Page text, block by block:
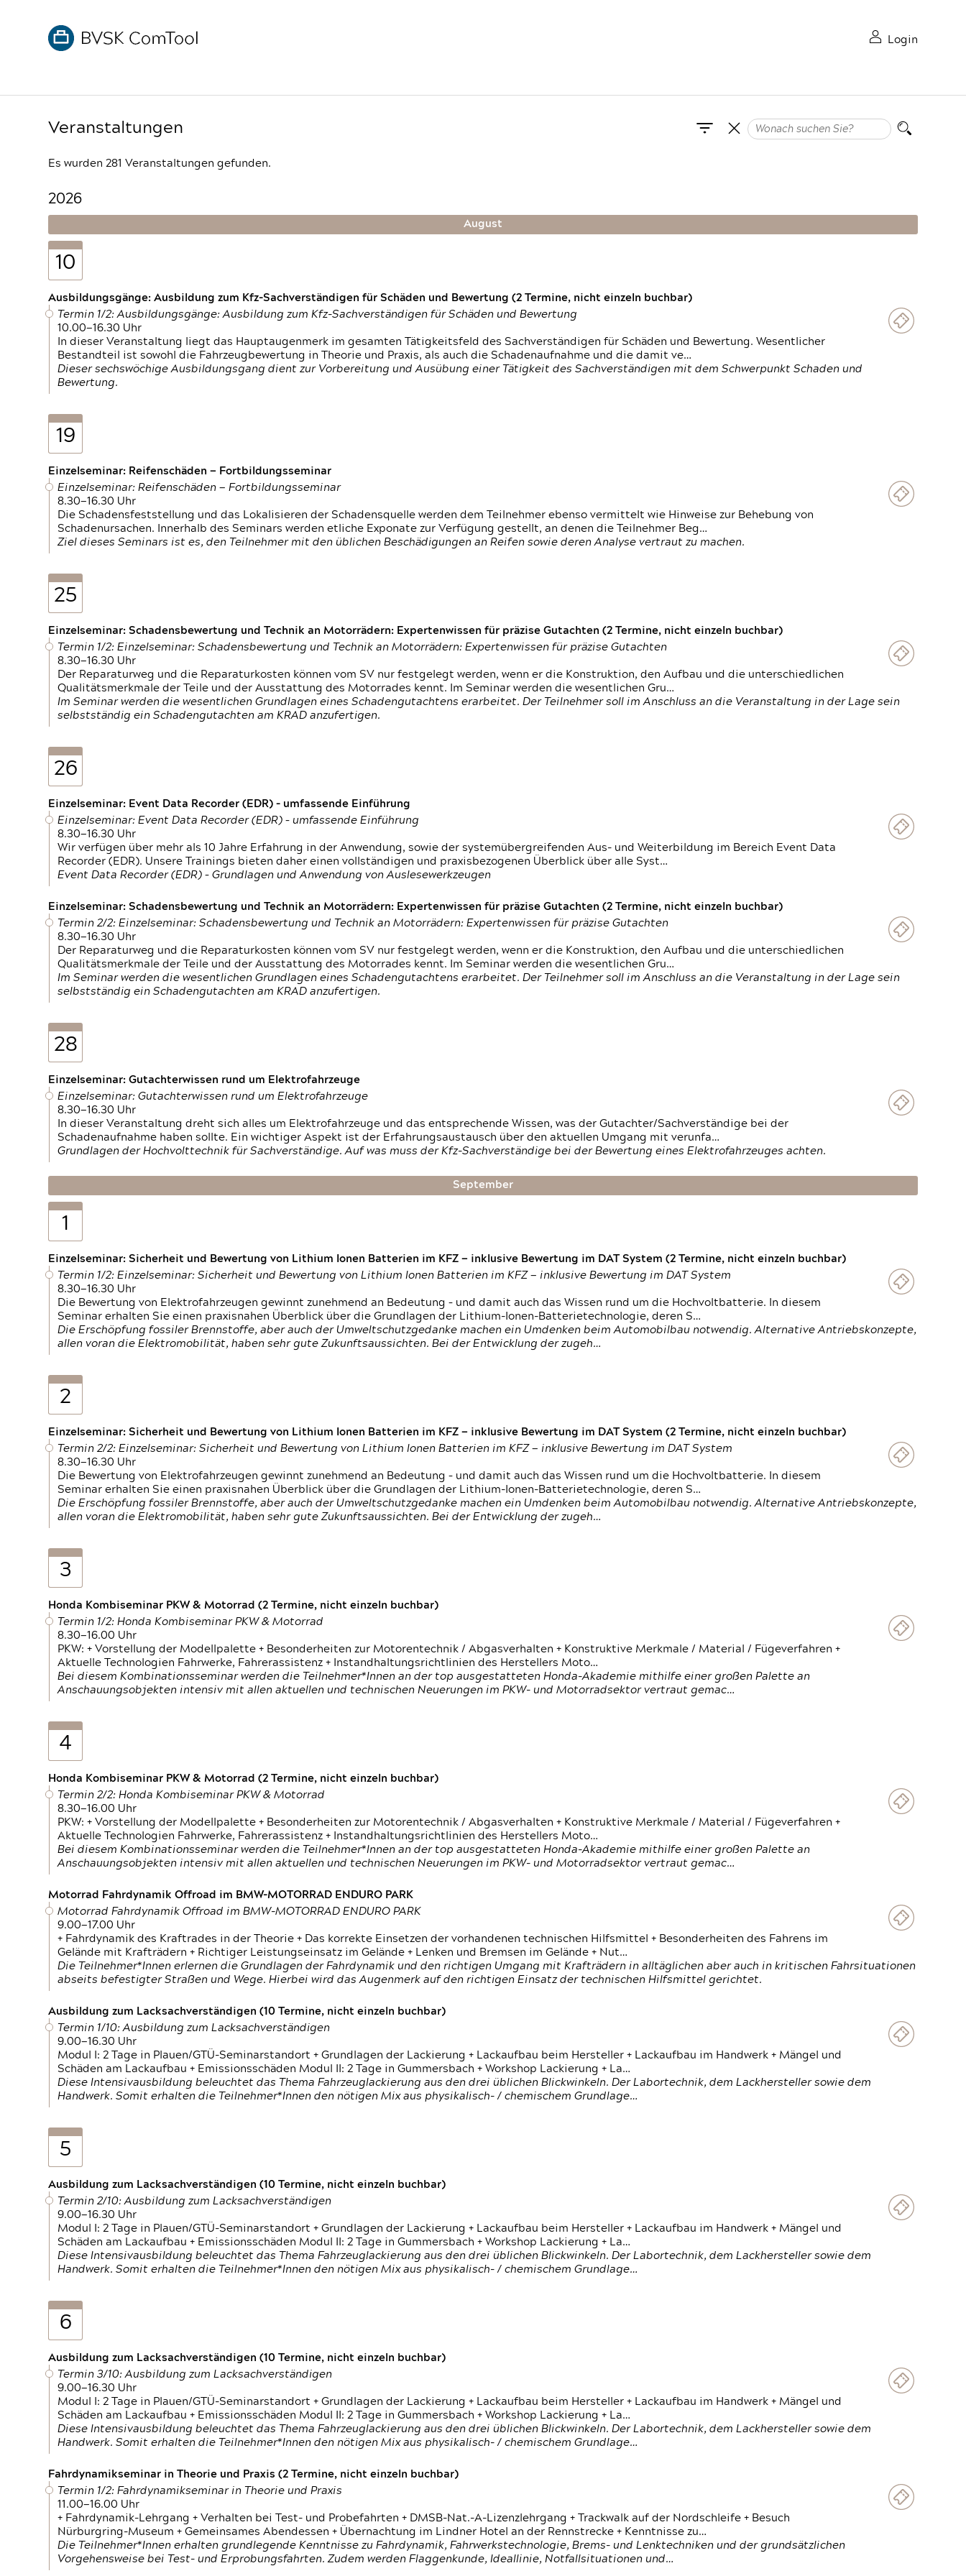
Login
Veranstaltungen
Es wurden 281 Veranstaltungen gefunden.
2026
August
10
Ausbildungsgänge: Ausbildung zum Kfz-Sachverständigen für Schäden und Bewertung (2 Termine, nicht einzeln buchbar)
Termin 1/2: Ausbildungsgänge: Ausbildung zum Kfz-Sachverständigen für Schäden und Bewertung
10.00—16.30 Uhr
In dieser Veranstaltung liegt das Hauptaugenmerk im gesamten Tätigkeitsfeld des Sachverständigen für Schäden und Bewertung. Wesentlicher
Bestandteil ist sowohl die Fahrzeugbewertung in Theorie und Praxis, als auch die Schadenaufnahme und die damit ve…
Dieser sechswöchige Ausbildungsgang dient zur Vorbereitung und Ausübung einer Tätigkeit des Sachverständigen mit dem Schwerpunkt Schaden und
Bewertung.
19
Einzelseminar: Reifenschäden — Fortbildungsseminar
Einzelseminar: Reifenschäden — Fortbildungsseminar
8.30—16.30 Uhr
Die Schadensfeststellung und das Lokalisieren der Schadensquelle werden dem Teilnehmer ebenso vermittelt wie Hinweise zur Behebung von
Schadenursachen. Innerhalb des Seminars werden etliche Exponate zur Verfügung gestellt, an denen die Teilnehmer Beg…
Ziel dieses Seminars ist es, den Teilnehmer mit den üblichen Beschädigungen an Reifen sowie deren Analyse vertraut zu machen.
25
Einzelseminar: Schadensbewertung und Technik an Motorrädern: Expertenwissen für präzise Gutachten (2 Termine, nicht einzeln buchbar)
Termin 1/2: Einzelseminar: Schadensbewertung und Technik an Motorrädern: Expertenwissen für präzise Gutachten
8.30—16.30 Uhr
Der Reparaturweg und die Reparaturkosten können vom SV nur festgelegt werden, wenn er die Konstruktion, den Aufbau und die unterschiedlichen
Qualitätsmerkmale der Teile und der Ausstattung des Motorrades kennt. Im Seminar werden die wesentlichen Gru…
Im Seminar werden die wesentlichen Grundlagen eines Schadengutachtens erarbeitet. Der Teilnehmer soll im Anschluss an die Veranstaltung in der Lage sein
selbstständig ein Schadengutachten am KRAD anzufertigen.
26
Einzelseminar: Event Data Recorder (EDR) – umfassende Einführung
Einzelseminar: Event Data Recorder (EDR) – umfassende Einführung
8.30—16.30 Uhr
Wir verfügen über mehr als 10 Jahre Erfahrung in der Anwendung, sowie der systemübergreifenden Aus- und Weiterbildung im Bereich Event Data
Recorder (EDR). Unsere Trainings bieten daher einen vollständigen und praxisbezogenen Überblick über alle Syst…
Event Data Recorder (EDR) – Grundlagen und Anwendung von Auslesewerkzeugen
Einzelseminar: Schadensbewertung und Technik an Motorrädern: Expertenwissen für präzise Gutachten (2 Termine, nicht einzeln buchbar)
Termin 2/2: Einzelseminar: Schadensbewertung und Technik an Motorrädern: Expertenwissen für präzise Gutachten
8.30—16.30 Uhr
Der Reparaturweg und die Reparaturkosten können vom SV nur festgelegt werden, wenn er die Konstruktion, den Aufbau und die unterschiedlichen
Qualitätsmerkmale der Teile und der Ausstattung des Motorrades kennt. Im Seminar werden die wesentlichen Gru…
Im Seminar werden die wesentlichen Grundlagen eines Schadengutachtens erarbeitet. Der Teilnehmer soll im Anschluss an die Veranstaltung in der Lage sein
selbstständig ein Schadengutachten am KRAD anzufertigen.
28
Einzelseminar: Gutachterwissen rund um Elektrofahrzeuge
Einzelseminar: Gutachterwissen rund um Elektrofahrzeuge
8.30—16.30 Uhr
In dieser Veranstaltung dreht sich alles um Elektrofahrzeuge und das entsprechende Wissen, was der Gutachter/Sachverständige bei der
Schadenaufnahme haben sollte. Ein wichtiger Aspekt ist der Erfahrungsaustausch über den aktuellen Umgang mit verunfa…
Grundlagen der Hochvolttechnik für Sachverständige. Auf was muss der Kfz-Sachverständige bei der Bewertung eines Elektrofahrzeuges achten.
September
1
Einzelseminar: Sicherheit und Bewertung von Lithium Ionen Batterien im KFZ — inklusive Bewertung im DAT System (2 Termine, nicht einzeln buchbar)
Termin 1/2: Einzelseminar: Sicherheit und Bewertung von Lithium Ionen Batterien im KFZ — inklusive Bewertung im DAT System
8.30—16.30 Uhr
Die Bewertung von Elektrofahrzeugen gewinnt zunehmend an Bedeutung – und damit auch das Wissen rund um die Hochvoltbatterie. In diesem
Seminar erhalten Sie einen praxisnahen Überblick über die Grundlagen der Lithium-Ionen-Batterietechnologie, deren S…
Die Erschöpfung fossiler Brennstoffe, aber auch der Umweltschutzgedanke machen ein Umdenken beim Automobilbau notwendig. Alternative Antriebskonzepte,
allen voran die Elektromobilität, haben sehr gute Zukunftsaussichten. Bei der Entwicklung der zugeh…
2
Einzelseminar: Sicherheit und Bewertung von Lithium Ionen Batterien im KFZ — inklusive Bewertung im DAT System (2 Termine, nicht einzeln buchbar)
Termin 2/2: Einzelseminar: Sicherheit und Bewertung von Lithium Ionen Batterien im KFZ — inklusive Bewertung im DAT System
8.30—16.30 Uhr
Die Bewertung von Elektrofahrzeugen gewinnt zunehmend an Bedeutung – und damit auch das Wissen rund um die Hochvoltbatterie. In diesem
Seminar erhalten Sie einen praxisnahen Überblick über die Grundlagen der Lithium-Ionen-Batterietechnologie, deren S…
Die Erschöpfung fossiler Brennstoffe, aber auch der Umweltschutzgedanke machen ein Umdenken beim Automobilbau notwendig. Alternative Antriebskonzepte,
allen voran die Elektromobilität, haben sehr gute Zukunftsaussichten. Bei der Entwicklung der zugeh…
3
Honda Kombiseminar PKW & Motorrad (2 Termine, nicht einzeln buchbar)
Termin 1/2: Honda Kombiseminar PKW & Motorrad
8.30—16.00 Uhr
PKW: + Vorstellung der Modellpalette + Besonderheiten zur Motorentechnik / Abgasverhalten + Konstruktive Merkmale / Material / Fügeverfahren +
Aktuelle Technologien Fahrwerke, Fahrerassistenz + Instandhaltungsrichtlinien des Herstellers Moto…
Bei diesem Kombinationsseminar werden die Teilnehmer*Innen an der top ausgestatteten Honda-Akademie mithilfe einer großen Palette an
Anschauungsobjekten intensiv mit allen aktuellen und technischen Neuerungen im PKW- und Motorradsektor vertraut gemac…
4
Honda Kombiseminar PKW & Motorrad (2 Termine, nicht einzeln buchbar)
Termin 2/2: Honda Kombiseminar PKW & Motorrad
8.30—16.00 Uhr
PKW: + Vorstellung der Modellpalette + Besonderheiten zur Motorentechnik / Abgasverhalten + Konstruktive Merkmale / Material / Fügeverfahren +
Aktuelle Technologien Fahrwerke, Fahrerassistenz + Instandhaltungsrichtlinien des Herstellers Moto…
Bei diesem Kombinationsseminar werden die Teilnehmer*Innen an der top ausgestatteten Honda-Akademie mithilfe einer großen Palette an
Anschauungsobjekten intensiv mit allen aktuellen und technischen Neuerungen im PKW- und Motorradsektor vertraut gemac…
Motorrad Fahrdynamik Offroad im BMW-MOTORRAD ENDURO PARK
Motorrad Fahrdynamik Offroad im BMW-MOTORRAD ENDURO PARK
9.00—17.00 Uhr
+ Fahrdynamik des Kraftrades in der Theorie + Das korrekte Einsetzen der vorhandenen technischen Hilfsmittel + Besonderheiten des Fahrens im
Gelände mit Krafträdern + Richtiger Leistungseinsatz im Gelände + Lenken und Bremsen im Gelände + Nut…
Die Teilnehmer*Innen erlernen die Grundlagen der Fahrdynamik und den richtigen Umgang mit Krafträdern in alltäglichen aber auch in kritischen Fahrsituationen
abseits befestigter Straßen und Wege. Hierbei wird das Augenmerk auf den richtigen Einsatz der technischen Hilfsmittel gerichtet.
Ausbildung zum Lacksachverständigen (10 Termine, nicht einzeln buchbar)
Termin 1/10: Ausbildung zum Lacksachverständigen
9.00—16.30 Uhr
Modul I: 2 Tage in Plauen/GTÜ-Seminarstandort + Grundlagen der Lackierung + Lackaufbau beim Hersteller + Lackaufbau im Handwerk + Mängel und
Schäden am Lackaufbau + Emissionsschäden Modul II: 2 Tage in Gummersbach + Workshop Lackierung + La…
Diese Intensivausbildung beleuchtet das Thema Fahrzeuglackierung aus den drei üblichen Blickwinkeln. Der Labortechnik, dem Lackhersteller sowie dem
Handwerk. Somit erhalten die Teilnehmer*Innen den nötigen Mix aus physikalisch- / chemischem Grundlage…
5
Ausbildung zum Lacksachverständigen (10 Termine, nicht einzeln buchbar)
Termin 2/10: Ausbildung zum Lacksachverständigen
9.00—16.30 Uhr
Modul I: 2 Tage in Plauen/GTÜ-Seminarstandort + Grundlagen der Lackierung + Lackaufbau beim Hersteller + Lackaufbau im Handwerk + Mängel und
Schäden am Lackaufbau + Emissionsschäden Modul II: 2 Tage in Gummersbach + Workshop Lackierung + La…
Diese Intensivausbildung beleuchtet das Thema Fahrzeuglackierung aus den drei üblichen Blickwinkeln. Der Labortechnik, dem Lackhersteller sowie dem
Handwerk. Somit erhalten die Teilnehmer*Innen den nötigen Mix aus physikalisch- / chemischem Grundlage…
6
Ausbildung zum Lacksachverständigen (10 Termine, nicht einzeln buchbar)
Termin 3/10: Ausbildung zum Lacksachverständigen
9.00—16.30 Uhr
Modul I: 2 Tage in Plauen/GTÜ-Seminarstandort + Grundlagen der Lackierung + Lackaufbau beim Hersteller + Lackaufbau im Handwerk + Mängel und
Schäden am Lackaufbau + Emissionsschäden Modul II: 2 Tage in Gummersbach + Workshop Lackierung + La…
Diese Intensivausbildung beleuchtet das Thema Fahrzeuglackierung aus den drei üblichen Blickwinkeln. Der Labortechnik, dem Lackhersteller sowie dem
Handwerk. Somit erhalten die Teilnehmer*Innen den nötigen Mix aus physikalisch- / chemischem Grundlage…
Fahrdynamikseminar in Theorie und Praxis (2 Termine, nicht einzeln buchbar)
Termin 1/2: Fahrdynamikseminar in Theorie und Praxis
11.00—16.00 Uhr
+ Fahrdynamik-Lehrgang + Verhalten bei Test- und Probefahrten + DMSB-Nat.-A-Lizenzlehrgang + Trackwalk auf der Nordschleife + Besuch
Nürburgring-Museum + Gemeinsames Abendessen + Übernachtung im Lindner Hotel an der Rennstrecke + Kenntnisse zu…
Die Teilnehmer*Innen erhalten grundlegende Kenntnisse zu Fahrdynamik, Fahrwerkstechnologie, Brems- und Lenktechniken und der grundsätzlichen
Vorgehensweise bei Test- und Erprobungsfahrten. Zudem werden Flaggenkunde, Ideallinie, Notfallsituationen und…